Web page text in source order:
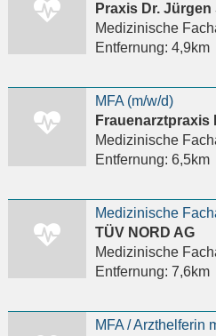
Praxis Dr.
Medizinische
Entfernung: 4,9km
MFA (m/w/d)
Frauenarztpraxis
Medizinische
Entfernung: 6,5km
TÜV NORD AG
Medizinische
Entfernung: 7,6km